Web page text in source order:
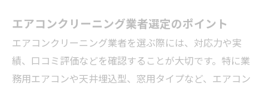
エアコンクリーニング業者選定のポイント
エアコンクリーニング業者を選ぶ際には、対応力や実
績、口コミ評価などを確認することが大切です。特に業
務用エアコンや天井埋込型、窓用タイプなど、エアコン